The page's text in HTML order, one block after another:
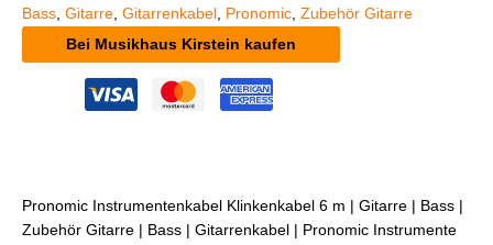
Bass Gitarre Gitarrenkabel Pronomic Zubehör Gitarre
Bei Musikhaus Kirstein kaufen
Pronomic Instrumentenkabel Klinkenkabel 6 m | Gitarre | Bass |
Zubehör Gitarre | Bass | Gitarrenkabel | Pronomic Instrumente